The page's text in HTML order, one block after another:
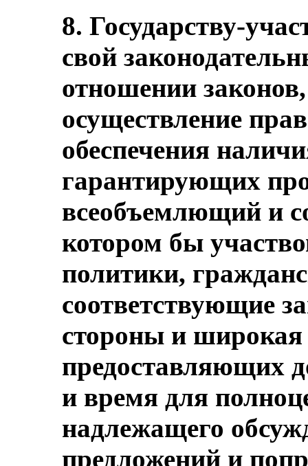
8. Государству-
свой
отношении
осуществление
обеспечения
гарантирующих
всеобъемлющий и
котором бы
политики,
соответствующие
стороны и широкая
предоставляющих
и время для
надлежащего
предложений и